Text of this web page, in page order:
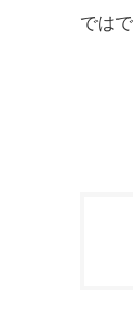
ではで